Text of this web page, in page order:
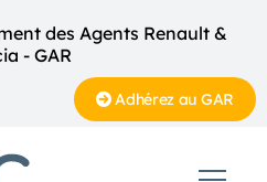
des Agents Renault &
- GAR
Adhérez au GAR